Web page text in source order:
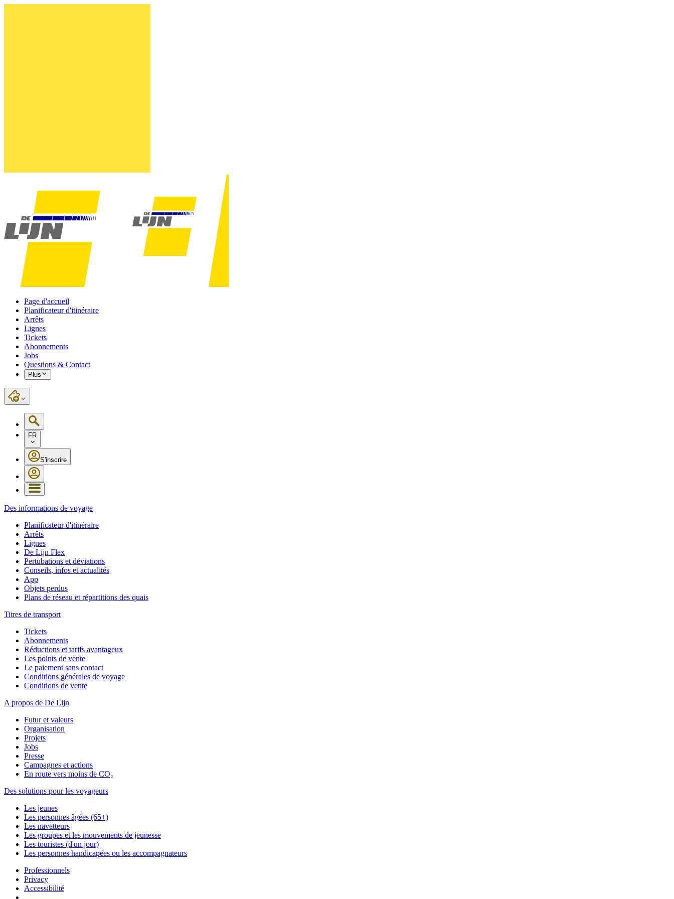
Page d'accueil
Planificateur d'itinéraire
Arrêts
Lignes
Tickets
Abonnements
Jobs
Questions & Contact
Plus
FR
S'inscrire
Des informations de voyage
Planificateur d'itinéraire
Arrêts
Lignes
De Lijn Flex
Pertubations et déviations
Conseils, infos et actualités
App
Objets perdus
Plans de réseau et répartitions des quais
Titres de transport
Tickets
Abonnements
Réductions et tarifs avantageux
Les points de vente
Le paiement sans contact
Conditions générales de voyage
Conditions de vente
A propos de De Lijn
Futur et valeurs
Organisation
Projets
Jobs
Presse
Campagnes et actions
En route vers moins de CO₂
Des solutions pour les voyageurs
Les jeunes
Les personnes âgées (65+)
Les navetteurs
Les groupes et les mouvements de jeunesse
Les touristes (d'un jour)
Les personnes handicapées ou les accompagnateurs
Professionnels
Privacy
Accessibilité